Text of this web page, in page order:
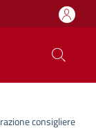
consigliere